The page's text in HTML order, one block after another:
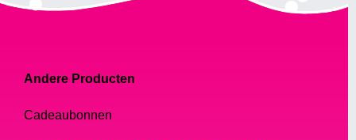
Andere Producten
Cadeaubonnen